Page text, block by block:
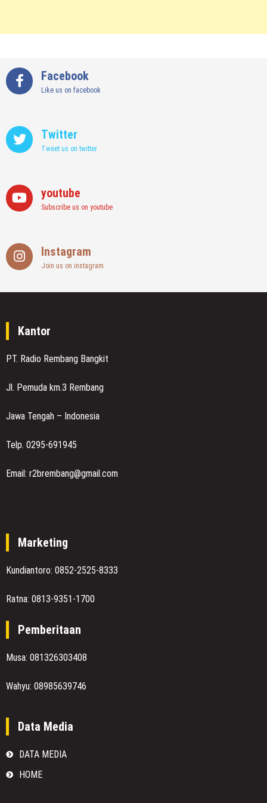
Facebook
Like us on facebook
Twitter
Tweet us on twitter
youtube
Subscribe us on youtube
Instagram
Join us on instagram
Kantor
PT. Radio Rembang Bangkit
Jl. Pemuda km.3 Rembang
Jawa Tengah – Indonesia
Telp. 0295-691945
Email: r2brembang@gmail.com
Marketing
Kundiantoro: 0852-2525-8333
Ratna: 0813-9351-1700
Pemberitaan
Musa: 081326303408
Wahyu: 08985639746
Data Media
DATA MEDIA
HOME